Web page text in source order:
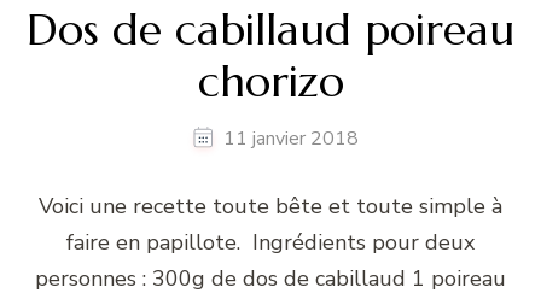
Dos de cabillaud poireau
chorizo
11 janvier 2018
Voici une recette toute bête et toute simple à
faire en papillote. Ingrédients pour deux
personnes : 300g de dos de cabillaud 1 poireau